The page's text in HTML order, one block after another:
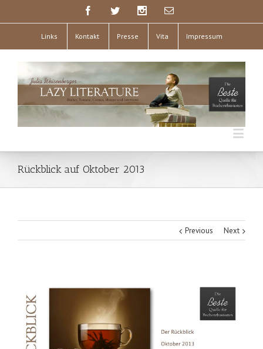
Links Kontakt Presse Vita Impressum
Rückblick auf Oktober 2013
Previous Next